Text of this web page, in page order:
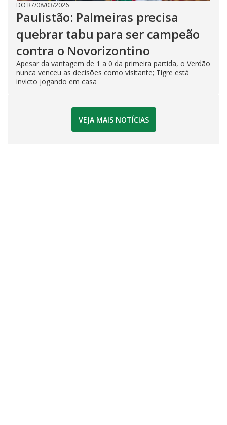
DO R7/08/03/2026
Paulistão: Palmeiras precisa
quebrar tabu para ser campeão
contra o Novorizontino
Apesar da vantagem de 1 a 0 da primeira partida, o Verdão
nunca venceu as decisões como visitante; Tigre está
invicto jogando em casa
VEJA MAIS NOTÍCIAS